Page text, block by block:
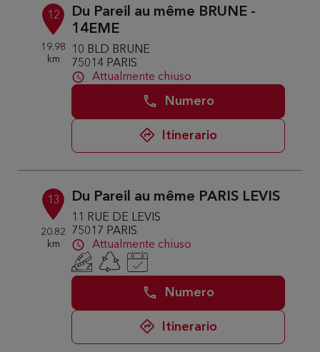
12
19.98
km
Du Pareil au même BRUNE -
14EME
10 BLD BRUNE
75014 PARIS
Attualmente chiuso
Numero
Itinerario
13
20.82
km
Du Pareil au même PARIS LEVIS
11 RUE DE LEVIS
75017 PARIS
Attualmente chiuso
Numero
Itinerario